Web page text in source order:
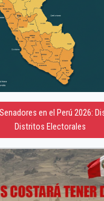
en el Perú 2026:
Distritos Electorales